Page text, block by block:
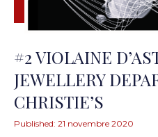
#2 VIOLAINE
JEWELLERY
CHRISTIE’S
Published: 21 novembre 2020